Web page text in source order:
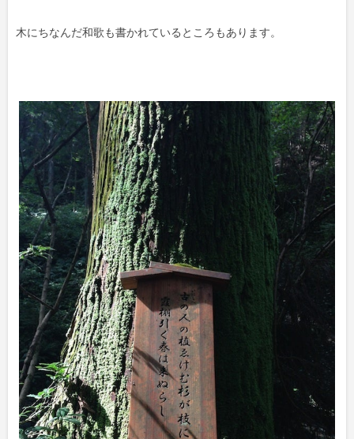
木にちなんだ和歌も書かれているところもあります。